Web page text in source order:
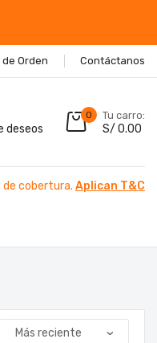
Orden Contáctanos
deseos
0 Tu carro:
S/ 0.00
de cobertura. Aplican T&C